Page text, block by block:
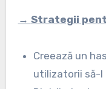
→ Strategii
Creează un
utilizatorii să-l